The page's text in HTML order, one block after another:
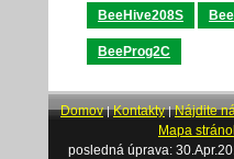
BeeHive208S
BeeProg2C
Domov|Kontakty|Nájdite
Mapa
posledná úprava: